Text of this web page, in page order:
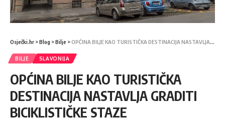
Osječki.hr >Blog >Bilje >OPĆINA BILJE KAO TURISTIČKA DESTINACIJA NASTAVLJA GRADITI BICIKLISTIČKE STAZE
BILJE SLAVONIJA
OPĆINA BILJE KAO TURISTIČKA
DESTINACIJA NASTAVLJA GRADITI
BICIKLISTIČKE STAZE